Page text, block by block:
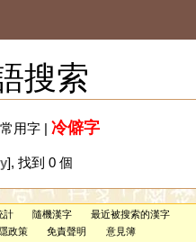
搜索
常用字| 冷僻字
], 找到 0 個
計 隨機漢字
最近被搜索的漢字
政策 免責聲明 意見簿